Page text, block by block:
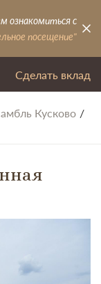
ознакомиться с
посещение"
Сделать вклад
Кусково